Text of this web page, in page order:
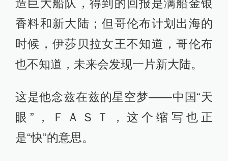
造巨大船队，得到的回报是满船金银
香料和新大陆；但哥伦布计划出海的
时候，伊莎贝拉女王不知道，哥伦布
也不知道，未来会发现一片新大陆。
这是他念兹在兹的星空梦——中国“天
眼”，ＦＡＳＴ，这个缩写也正
是“快”的意思。